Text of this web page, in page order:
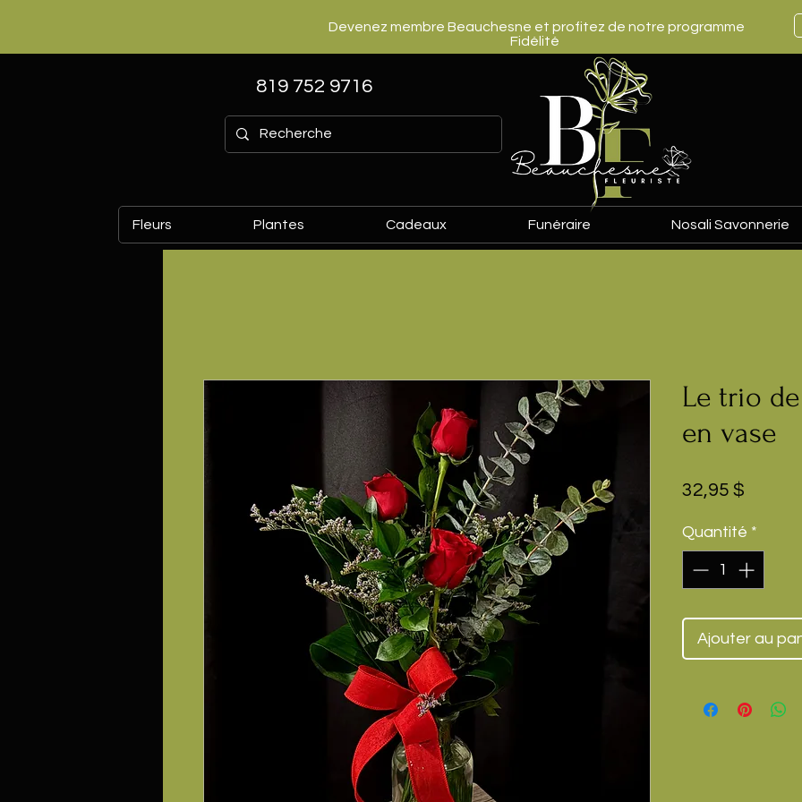
Devenez membre Beauchesne et profitez de notre programme
Fidélité
819 752 9716
Fleurs Plantes Cadeaux Funéraire Nosali Savonnerie
Le trio
en vase
32,95 $
Quantité *
Ajouter au